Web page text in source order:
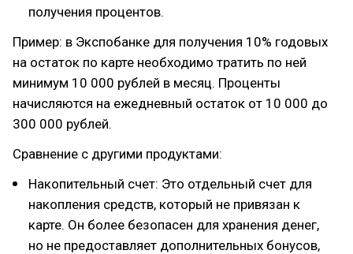
получения процентов.
Пример: в Экспобанке для получения 10% годовых
на остаток по карте необходимо тратить по ней
минимум 10 000 рублей в месяц. Проценты
начисляются на ежедневный остаток от 10 000 до
300 000 рублей.
Сравнение с другими продуктами:
Накопительный счет: Это отдельный счет для
накопления средств, который не привязан к
карте. Он более безопасен для хранения денег,
но не предоставляет дополнительных бонусов,